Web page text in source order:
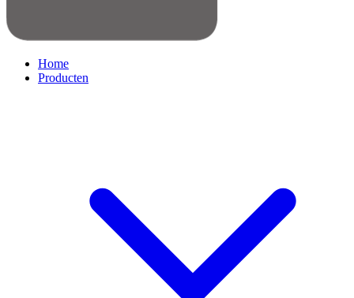
Home
Producten